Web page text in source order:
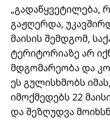
„გადაწყვეტილება,
გაჟღერდა,
მაისის შემდგომ,
ტერიტორიაზე არ
მდგომარეობა და
ეს გულისხმობს
იმოქმედებს 22
და შეზღუდვა